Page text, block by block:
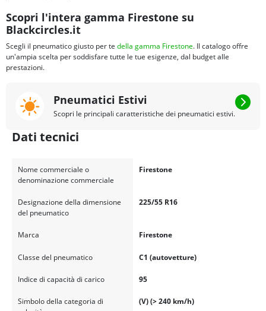
Scopri l'intera gamma Firestone su
Blackcircles.it
Scegli il pneumatico giusto per te della gamma Firestone. Il catalogo offre
un'ampia scelta per soddisfare tutte le tue esigenze, dal budget alle
prestazioni.
Pneumatici Estivi
Scopri le principali caratteristiche dei pneumatici estivi.
Dati tecnici
Nome commerciale o
denominazione commerciale
Firestone
Designazione della dimensione
del pneumatico
225/55 R16
Marca Firestone
Classe del pneumatico C1 (autovetture)
Indice di capacità di carico 95
Simbolo della categoria di
(V) (> 240 km/h)